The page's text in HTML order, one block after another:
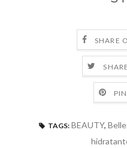
SHARE
TAGS: BEAUTY,